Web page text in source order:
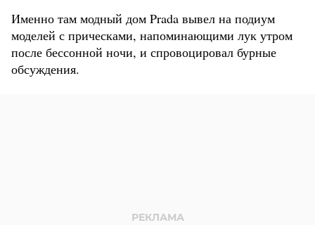
Именно там модный дом Prada вывел на подиум
моделей с прическами, напоминающими лук утром
после бессонной ночи, и спровоцировал бурные
обсуждения.